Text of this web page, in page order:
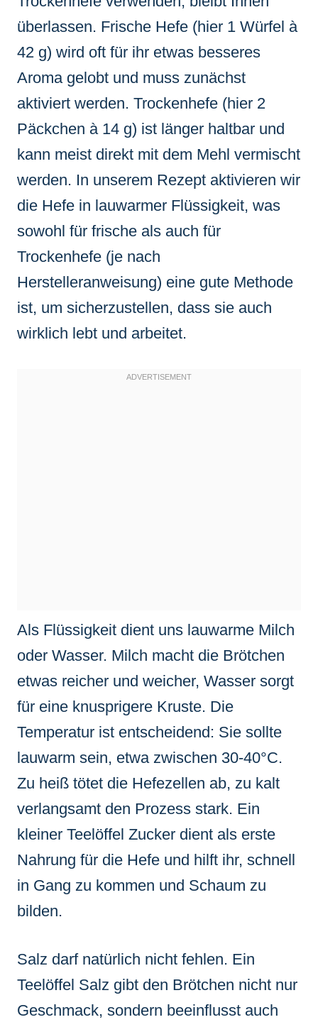
überlassen. Frische Hefe (hier 1 Würfel à
42 g) wird oft für ihr etwas besseres
Aroma gelobt und muss zunächst
aktiviert werden. Trockenhefe (hier 2
Päckchen à 14 g) ist länger haltbar und
kann meist direkt mit dem Mehl vermischt
werden. In unserem Rezept aktivieren wir
die Hefe in lauwarmer Flüssigkeit, was
sowohl für frische als auch für
Trockenhefe (je nach
Herstelleranweisung) eine gute Methode
ist, um sicherzustellen, dass sie auch
wirklich lebt und arbeitet.
Als Flüssigkeit dient uns lauwarme Milch
oder Wasser. Milch macht die Brötchen
etwas reicher und weicher, Wasser sorgt
für eine knusprigere Kruste. Die
Temperatur ist entscheidend: Sie sollte
lauwarm sein, etwa zwischen 30-40°C.
Zu heiß tötet die Hefezellen ab, zu kalt
verlangsamt den Prozess stark. Ein
kleiner Teelöffel Zucker dient als erste
Nahrung für die Hefe und hilft ihr, schnell
in Gang zu kommen und Schaum zu
bilden.
Salz darf natürlich nicht fehlen. Ein
Teelöffel Salz gibt den Brötchen nicht nur
Geschmack, sondern beeinflusst auch